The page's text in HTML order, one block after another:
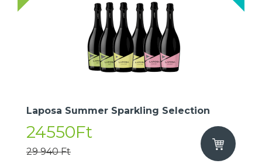
Laposa Summer Sparkling Selection
24550Ft
29 940 Ft